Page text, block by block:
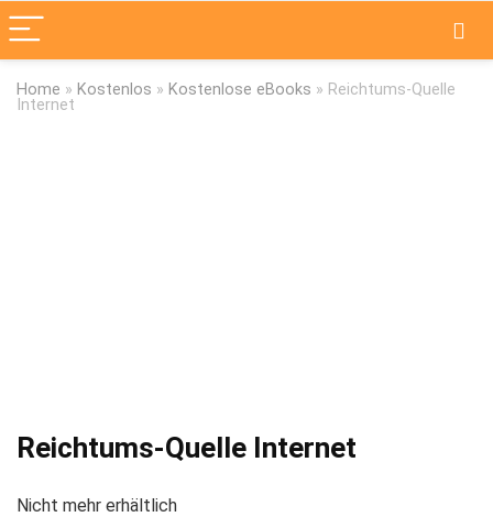
Home » Kostenlos » Kostenlose eBooks » Reichtums-Quelle
Internet
Reichtums-Quelle Internet
Nicht mehr erhältlich